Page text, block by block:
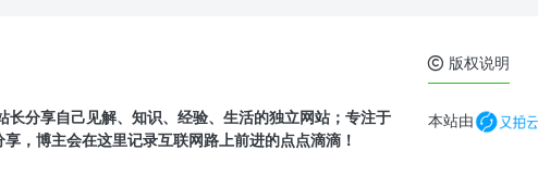
长分享自己见解、知识、经验、生活的独立网站；专注于
，博主会在这里记录互联网路上前进的点点滴滴！
版权说明
本站由